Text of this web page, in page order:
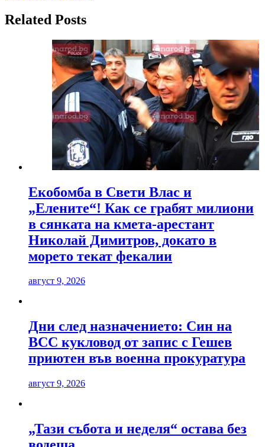
Related Posts
Екобомба в Свети Влас и
„Елените“! Как се грабят милиони
в сянката на кмета-арестант
Николай Димитров, докато в
морето текат фекалии
август 9, 2026
Дни след назначението: Син на
ВСС кукловод от запис с Гешев
приютен във военна прокуратура
август 9, 2026
„Тази събота и неделя“ остава без